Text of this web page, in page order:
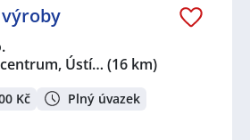
Ústí… (16 km)
Kč Plný úvazek